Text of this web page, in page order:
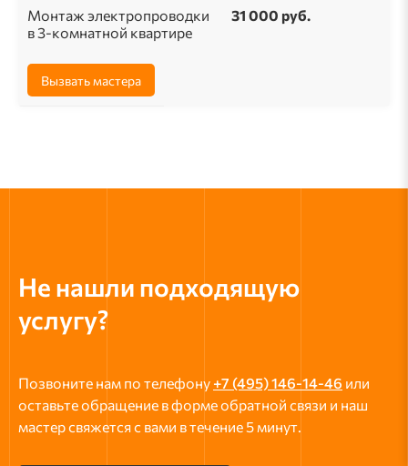
Монтаж электропроводки
в 3-комнатной квартире
31 000 руб.
Вызвать мастера
Не нашли подходящую
услугу?
Позвоните нам по телефону +7 (495) 146-14-46 или
оставьте обращение в форме обратной связи и наш
мастер свяжется с вами в течение 5 минут.